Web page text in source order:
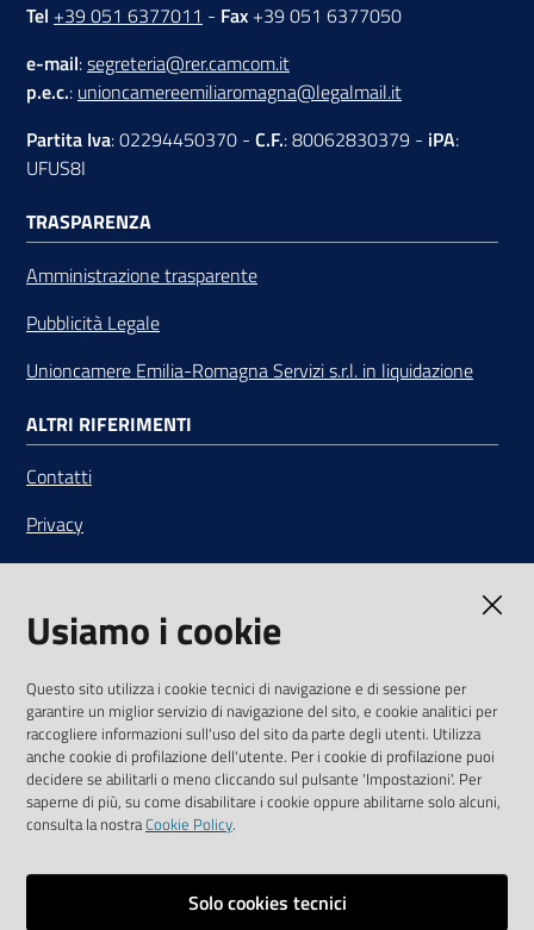
Tel +39 051 6377011 - Fax +39 051 6377050
e-mail:segreteria@rer.camcom.it
p.e.c.: unioncamereemiliaromagna@legalmail.it
Partita Iva: 02294450370 - C.F.: 80062830379 - iPA:
UFUS8I
TRASPARENZA
Amministrazione trasparente
Pubblicità Legale
Unioncamere Emilia-Romagna Servizi s.r.l. in liquidazione
ALTRI RIFERIMENTI
Contatti
Privacy
Note legali
Media Policy
SEGUICI SU
YoutubeTwitterLinkedinFacebookInstagram
Usiamo i cookie
Questo sito utilizza i cookie tecnici di navigazione e di sessione per
garantire un miglior servizio di navigazione del sito, e cookie analitici per
raccogliere informazioni sull'uso del sito da parte degli utenti. Utilizza
anche cookie di profilazione dell'utente. Per i cookie di profilazione puoi
decidere se abilitarli o meno cliccando sul pulsante 'Impostazioni'. Per
saperne di più, su come disabilitare i cookie oppure abilitarne solo alcuni,
consulta la nostraCookie Policy.
Solo cookies tecnici